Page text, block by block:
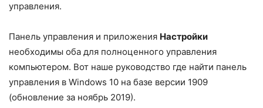
управления.
Панель управления и приложения Настройки
необходимы оба для полноценного управления
компьютером. Вот наше руководство где найти панель
управления в Windows 10 на базе версии 1909
(обновление за ноябрь 2019).